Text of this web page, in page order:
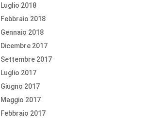
Luglio 2018
Febbraio 2018
Gennaio 2018
Dicembre 2017
Settembre 2017
Luglio 2017
Giugno 2017
Maggio 2017
Febbraio 2017